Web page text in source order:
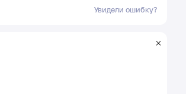
Увидели ошибку?